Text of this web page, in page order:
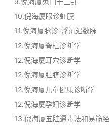
10.倪海厦眼诊虹膜
11.倪海厦脉诊-浮沉迟数脉
12.倪海厦脊柱诊断学
12.倪海厦耳穴诊断学
12.倪海厦肚脐诊断学
12.倪海厦儿童健康诊断学
12.倪海厦孕妇诊断学
13.倪海厦五脏逼毒法和易筋经